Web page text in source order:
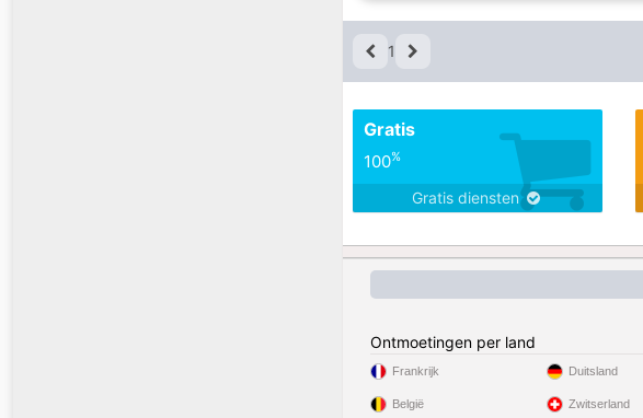
1
Gratis
100%
Gratis diensten
Ontmoetingen per land
Frankrijk
België
Duitsland
Zwitserland